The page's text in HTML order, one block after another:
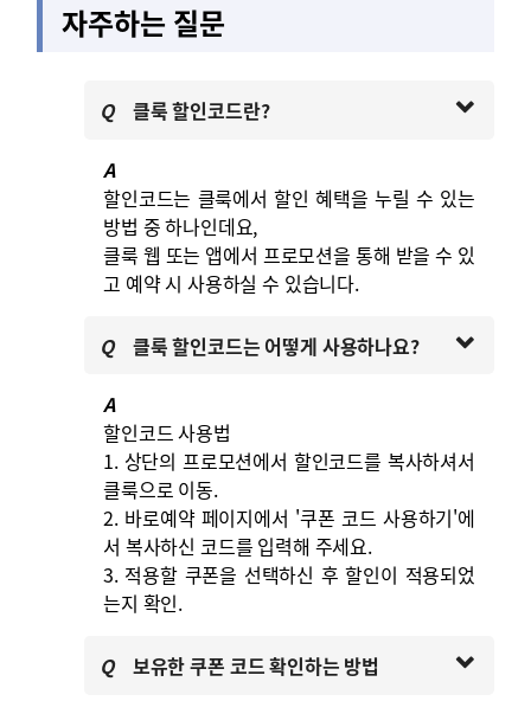
자주하는 질문
Q 클룩 할인코드란?
A
할인코드는 클룩에서 할인 혜택을 누릴 수 있는
방법 중 하나인데요,
클룩 웹 또는 앱에서 프로모션을 통해 받을 수 있
고 예약 시 사용하실 수 있습니다.
Q 클룩 할인코드는 어떻게 사용하나요?
A
할인코드 사용법
1. 상단의 프로모션에서 할인코드를 복사하셔서
클룩으로 이동.
2. 바로예약 페이지에서 '쿠폰 코드 사용하기'에
서 복사하신 코드를 입력해 주세요.
3. 적용할 쿠폰을 선택하신 후 할인이 적용되었
는지 확인.
Q 보유한 쿠폰 코드 확인하는 방법